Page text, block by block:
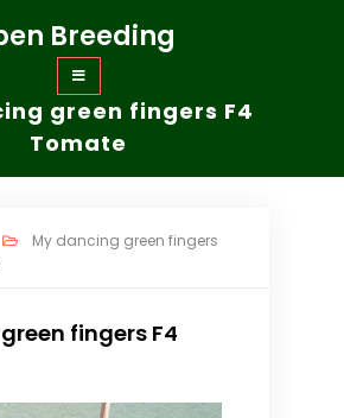
Breeding
green fingers F4
Tomate
My dancing green fingers
fingers F4